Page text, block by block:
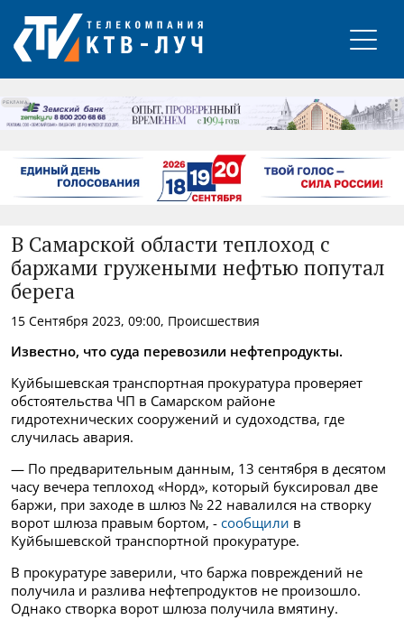
РЕКЛАМА
В Самарской области теплоход с
баржами гружеными нефтью попутал
берега
15 Сентября 2023, 09:00, Происшествия
Известно, что суда перевозили нефтепродукты.
Куйбышевская транспортная прокуратура проверяет
обстоятельства ЧП в Самарском районе
гидротехнических сооружений и судоходства, где
случилась авария.
— По предварительным данным, 13 сентября в десятом
часу вечера теплоход «Норд», который буксировал две
баржи, при заходе в шлюз № 22 навалился на створку
ворот шлюза правым бортом, - сообщили в
Куйбышевской транспортной прокуратуре.
В прокуратуре заверили, что баржа повреждений не
получила и разлива нефтепродуктов не произошло.
Однако створка ворот шлюза получила вмятину.